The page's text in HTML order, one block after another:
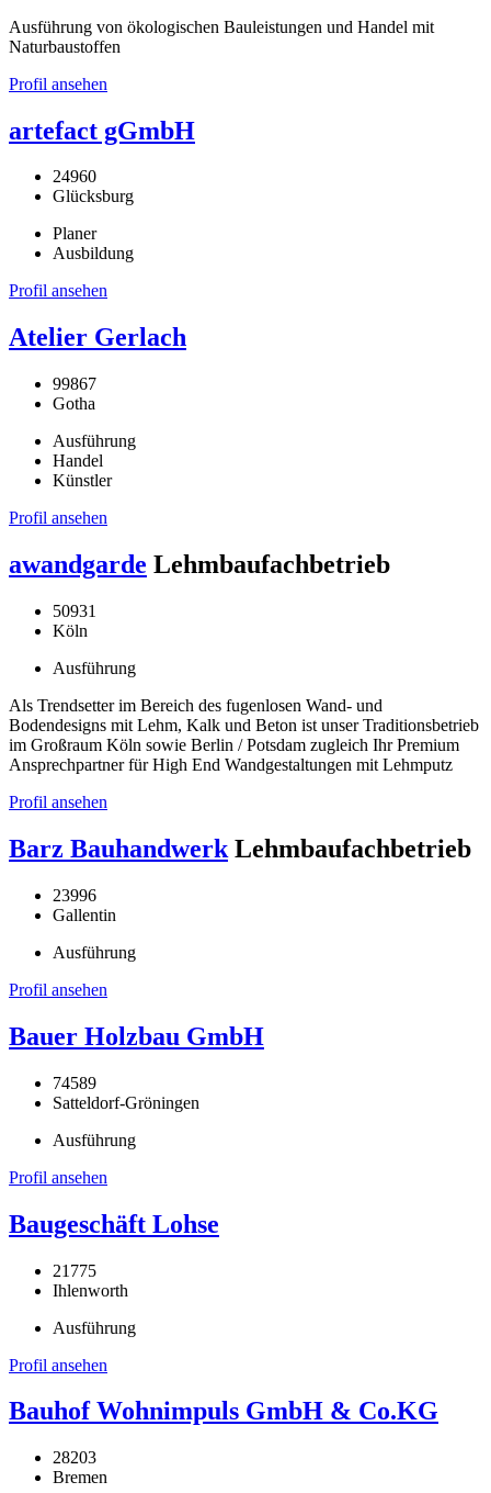
Ausführung von ökologischen Bauleistungen und Handel mit
Naturbaustoffen
Profil ansehen
artefact gGmbH
24960
Glücksburg
Planer
Ausbildung
Profil ansehen
Atelier Gerlach
99867
Gotha
Ausführung
Handel
Künstler
Profil ansehen
awandgarde Lehmbaufachbetrieb
50931
Köln
Ausführung
Als Trendsetter im Bereich des fugenlosen Wand- und
Bodendesigns mit Lehm, Kalk und Beton ist unser Traditionsbetrieb
im Großraum Köln sowie Berlin / Potsdam zugleich Ihr Premium
Ansprechpartner für High End Wandgestaltungen mit Lehmputz
Profil ansehen
Barz Bauhandwerk Lehmbaufachbetrieb
23996
Gallentin
Ausführung
Profil ansehen
Bauer Holzbau GmbH
74589
Satteldorf-Gröningen
Ausführung
Profil ansehen
Baugeschäft Lohse
21775
Ihlenworth
Ausführung
Profil ansehen
Bauhof Wohnimpuls GmbH & Co.KG
28203
Bremen